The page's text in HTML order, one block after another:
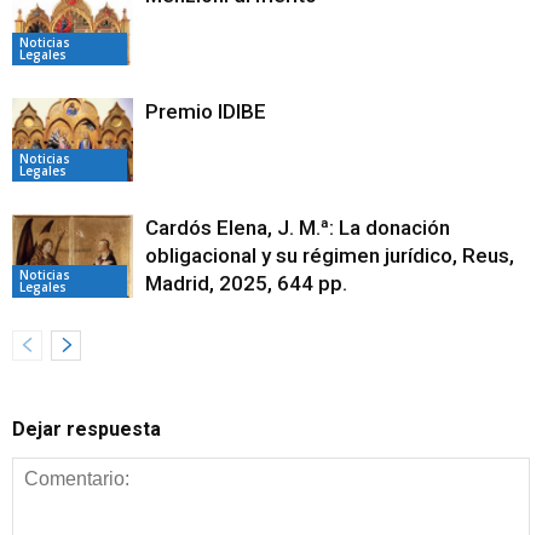
Noticias
Legales
Noticias
Legales
Premio IDIBE
Noticias
Legales
Cardós Elena, J. M.ª: La donación
obligacional y su régimen jurídico, Reus,
Madrid, 2025, 644 pp.
Dejar respuesta